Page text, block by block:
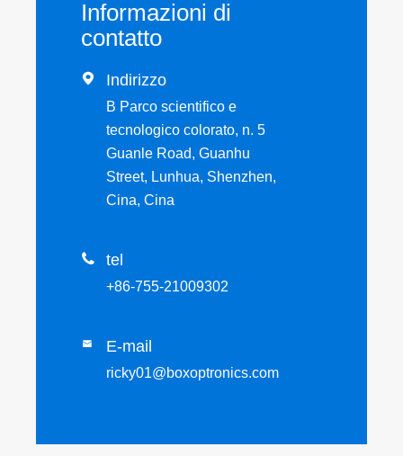
Informazioni di
contatto
 Indirizzo
B Parco scientifico e
tecnologico colorato, n. 5
Guanle Road, Guanhu
Street, Lunhua, Shenzhen,
Cina, Cina
 tel
+86-755-21009302
 E-mail
ricky01@boxoptronics.com